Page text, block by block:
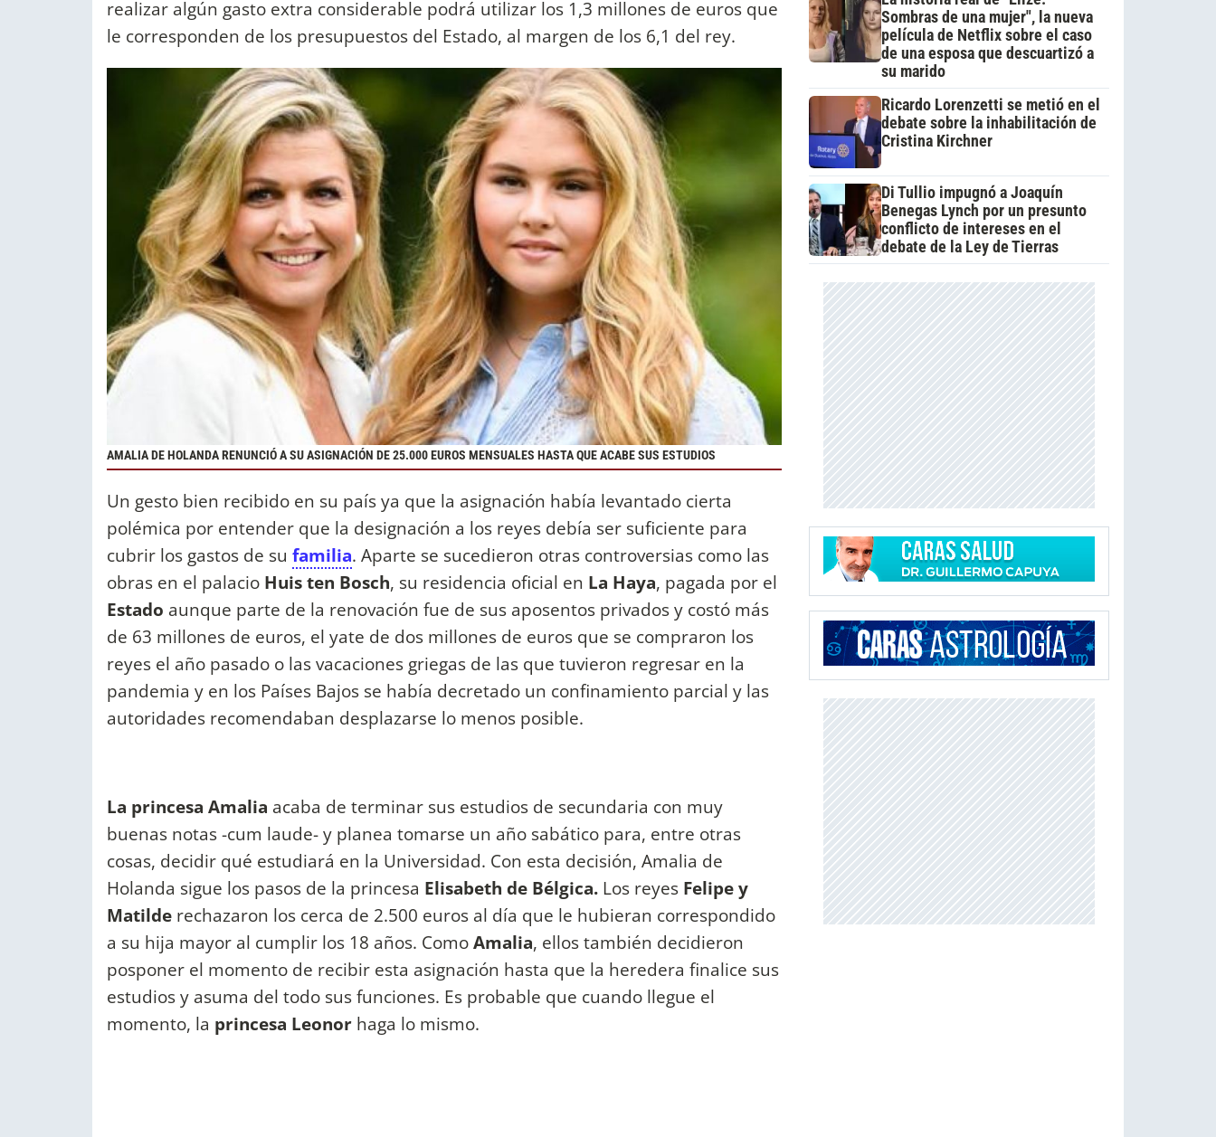
realizar algún gasto extra considerable podrá utilizar los 1,3 millones de euros que
le corresponden de los presupuestos del Estado, al margen de los 6,1 del rey.
AMALIA DE HOLANDA RENUNCIÓ A SU ASIGNACIÓN DE 25.000 EUROS MENSUALES HASTA QUE ACABE SUS ESTUDIOS
Un gesto bien recibido en su país ya que la asignación había levantado cierta
polémica por entender que la designación a los reyes debía ser suficiente para
cubrir los gastos de su familia. Aparte se sucedieron otras controversias como las
obras en el palacio Huis ten Bosch, su residencia oficial en La Haya, pagada por el
Estado aunque parte de la renovación fue de sus aposentos privados y costó más
de 63 millones de euros, el yate de dos millones de euros que se compraron los
reyes el año pasado o las vacaciones griegas de las que tuvieron regresar en la
pandemia y en los Países Bajos se había decretado un confinamiento parcial y las
autoridades recomendaban desplazarse lo menos posible.
La princesa Amalia acaba de terminar sus estudios de secundaria con muy
buenas notas -cum laude- y planea tomarse un año sabático para, entre otras
cosas, decidir qué estudiará en la Universidad. Con esta decisión, Amalia de
Holanda sigue los pasos de la princesa Elisabeth de Bélgica. Los reyes Felipe y
Matilde rechazaron los cerca de 2.500 euros al día que le hubieran correspondido
a su hija mayor al cumplir los 18 años. ComoAmalia, ellos también decidieron
posponer el momento de recibir esta asignación hasta que la heredera finalice sus
estudios y asuma del todo sus funciones. Es probable que cuando llegue el
momento, la princesa Leonor haga lo mismo.
Sombras de una mujer", la nueva
película de Netflix sobre el caso
de una esposa que descuartizó a
su marido
Ricardo Lorenzetti se metió en el
debate sobre la inhabilitación de
Cristina Kirchner
Di Tullio impugnó a Joaquín
Benegas Lynch por un presunto
conflicto de intereses en el
debate de la Ley de Tierras